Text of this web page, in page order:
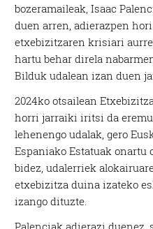
bozeramaileak, Isaac
duen arren, adierazpen
etxebizitzaren krisiari
hartu behar direla
Bilduk udalean izan duen
2024ko otsailean
horri jarraiki iritsi da
lehenengo udalak, gero
Espaniako Estatuak onartu
bidez, udalerriek
etxebizitza duina izateko
izango dituzte.